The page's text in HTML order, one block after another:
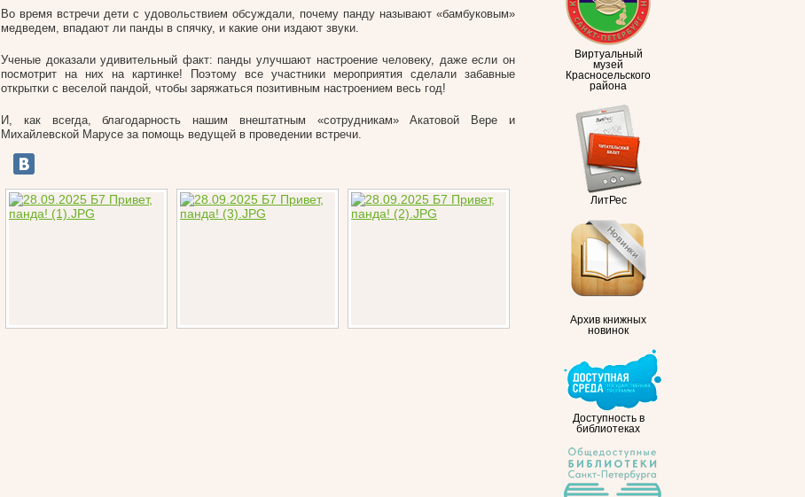
Виртуальный
музей
Красносельского
района
ЛитРес
Архив книжных
новинок
Доступность в
библиотеках
Во время встречи дети с удовольствием обсуждали, почему панду называют «бамбуковым»
медведем, впадают ли панды в спячку, и какие они издают звуки.
Ученые доказали удивительный факт: панды улучшают настроение человеку, даже если он
посмотрит на них на картинке! Поэтому все участники мероприятия сделали забавные
открытки с веселой пандой, чтобы заряжаться позитивным настроением весь год!
И, как всегда, благодарность нашим внештатным «сотрудникам» Акатовой Вере и
Михайлевской Марусе за помощь ведущей в проведении встречи.